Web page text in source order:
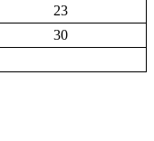
23
30